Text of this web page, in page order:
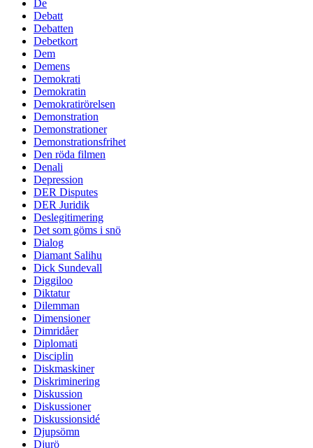
De
Debatt
Debatten
Debetkort
Dem
Demens
Demokrati
Demokratin
Demokratirörelsen
Demonstration
Demonstrationer
Demonstrationsfrihet
Den röda filmen
Denali
Depression
DER Disputes
DER Juridik
Deslegitimering
Det som göms i snö
Dialog
Diamant Salihu
Dick Sundevall
Diggiloo
Diktatur
Dilemman
Dimensioner
Dimridåer
Diplomati
Disciplin
Diskmaskiner
Diskriminering
Diskussion
Diskussioner
Diskussionsidé
Djupsömn
Djurö